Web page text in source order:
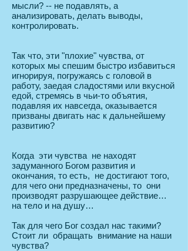
мысли? -- не подавлять, а
анализировать, делать выводы,
контролировать.
Так что, эти "плохие" чувства, от
которых мы спешим быстро избавиться
игнорируя, погружаясь с головой в
работу, заедая сладостями или вкусной
едой, стремясь в чьи-то объятия,
подавляя их навсегда, оказывается
призваны двигать нас к дальнейшему
развитию?
Когда эти чувства не находят
задуманного Богом развития и
окончания, то есть, не достигают того,
для чего они предназначены, то они
производят разрушающее действие…
на тело и на душу…
Так для чего Бог создал нас такими?
Стоит ли обращать внимание на наши
чувства?